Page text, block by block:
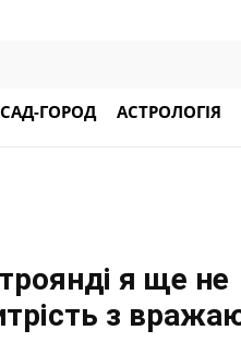
САД-ГОРОД АСТРОЛОГІЯ
я ще не
з